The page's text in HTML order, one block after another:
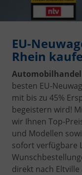
EU-
Rhein
besten EU-
mit bis zu 45%
begeistern wird!
wir Ihnen Top-
und Modellen
sofort verfügbare
direkt nach Eltville